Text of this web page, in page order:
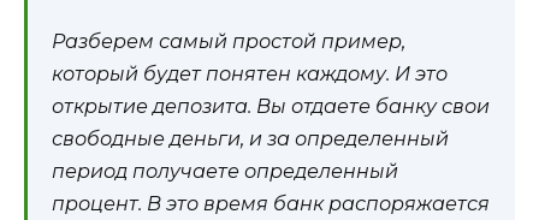
Разберем самый простой пример,
который будет понятен каждому. И это
открытие депозита. Вы отдаете банку свои
свободные деньги, и за определенный
период получаете определенный
процент. В это время банк распоряжается